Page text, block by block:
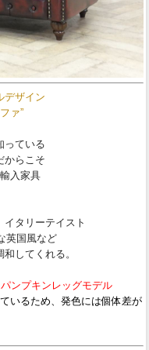
デザイン
ァ”
っている
からこそ
入家具
タリーテイスト
英国風など
してくれる。
ンプキンレッグモデル
いるため、発色には個体差が